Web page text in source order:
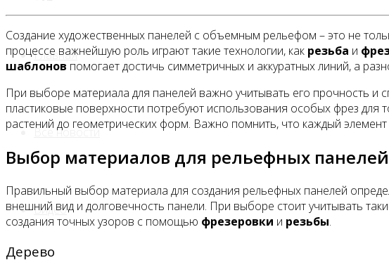
Главная
Все новости
Видео
Создание художественных панелей с объемным рельефом – это не
процессе важнейшую роль играют такие технологии, как резьба и
шаблонов помогает достичь симметричных и аккуратных линий, а
При выборе материала для панелей важно учитывать его прочность и
пластиковые поверхности потребуют использования особых фрез
растений до геометрических форм. Важно помнить, что каждый
Выбор материалов для рельефных панелей
Правильный выбор материала для создания рельефных панелей
внешний вид и долговечность панели. При выборе стоит учитывать
создания точных узоров с помощью фрезеровки и резьбы.
Дерево